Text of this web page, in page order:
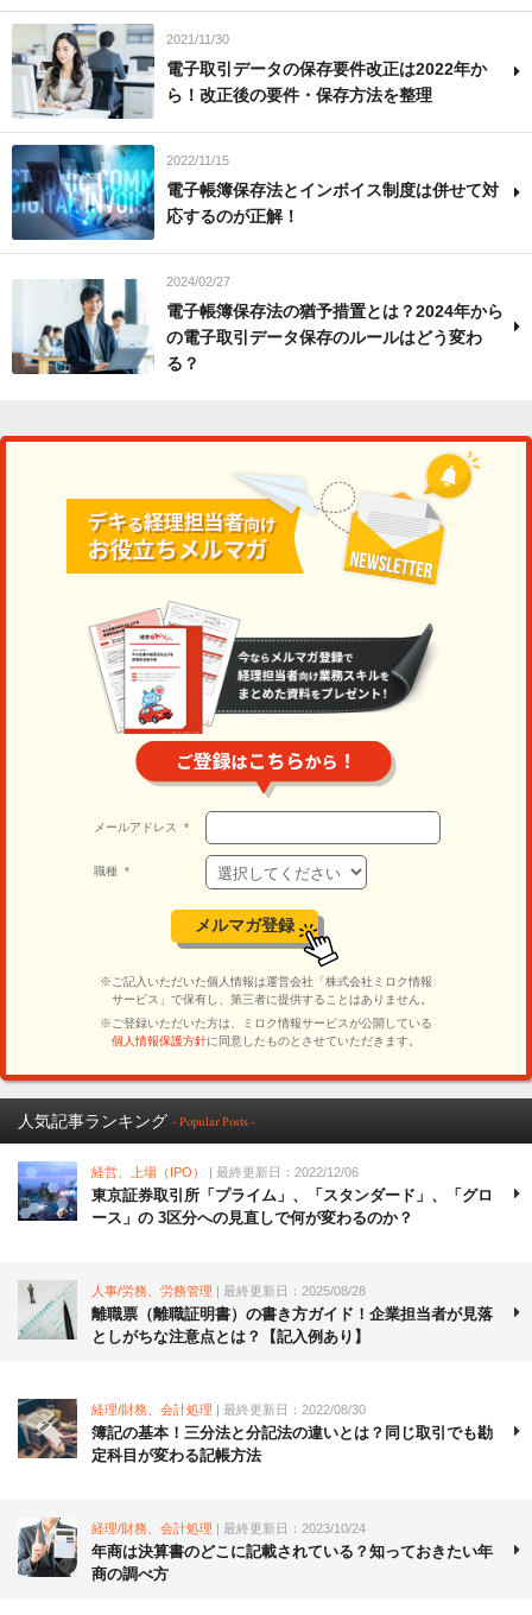
2021/11/30
電子取引データの保存要件改正は2022年か
ら！改正後の要件・保存方法を整理
2022/11/15
電子帳簿保存法とインボイス制度は併せて対
応するのが正解！
2024/02/27
電子帳簿保存法の猶予措置とは？2024年から
の電子取引データ保存のルールはどう変わ
る？
人気記事ランキング - Popular Posts -
経営、上場（IPO） | 最終更新日：2022/12/06
東京証券取引所「プライム」、「スタンダード」、「グロ
ース」の 3区分への見直しで何が変わるのか？
人事/労務、労務管理 | 最終更新日：2025/08/28
離職票（離職証明書）の書き方ガイド！企業担当者が見落
としがちな注意点とは？【記入例あり】
経理/財務、会計処理 | 最終更新日：2022/08/30
簿記の基本！三分法と分記法の違いとは？同じ取引でも勘
定科目が変わる記帳方法
経理/財務、会計処理 | 最終更新日：2023/10/24
年商は決算書のどこに記載されている？知っておきたい年
商の調べ方